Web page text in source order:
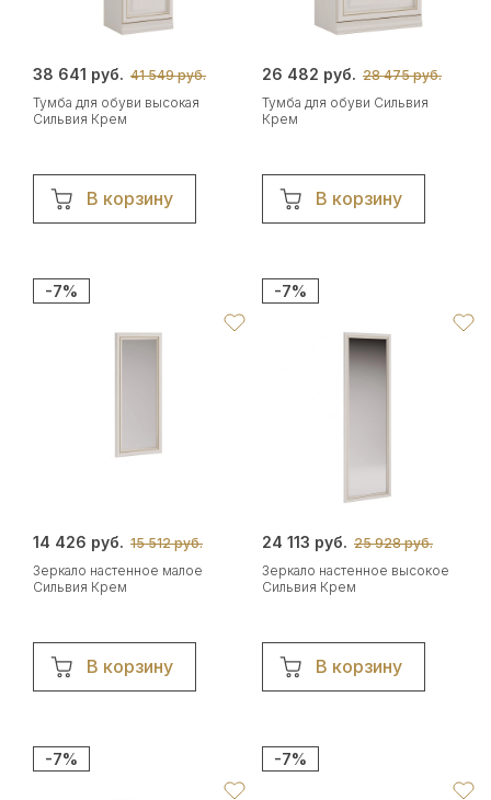
38 641 руб. 41 549 руб.
Тумба для обуви высокая
Сильвия Крем
В корзину
26 482 руб. 28 475 руб.
Тумба для обуви Сильвия
Крем
В корзину
-7%
14 426 руб. 15 512 руб.
Зеркало настенное малое
Сильвия Крем
В корзину
-7%
24 113 руб. 25 928 руб.
Зеркало настенное высокое
Сильвия Крем
В корзину
-7% -7%